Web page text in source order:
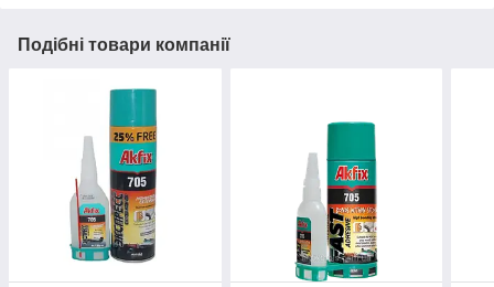
Подібні товари компанії